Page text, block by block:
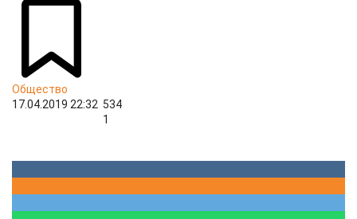
Общество
17.04.2019 22:32 534
1